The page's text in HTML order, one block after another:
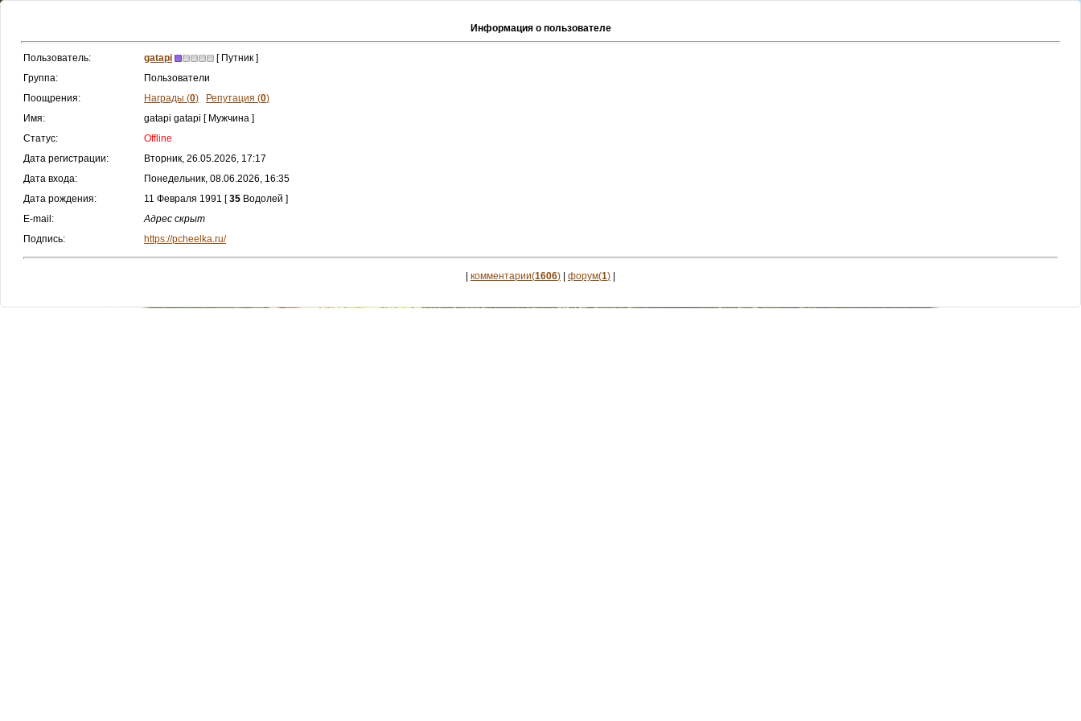
Информация о пользователе
Пользователь: gatapi
[ Путник ]
Группа:
Пользователи
Поощрения:
Награды (0) Репутация (0)
Имя:
gatapi gatapi [ Мужчина ]
Статус:
Offline
Дата регистрации:
Вторник, 26.05.2026, 17:17
Дата входа:
Понедельник, 08.06.2026, 16:35
Дата рождения:
11 Февраля 1991 [35 Водолей ]
E-mail:
Адрес скрыт
Подпись:
https://pcheelka.ru/
комментарии(1606) форум(1)